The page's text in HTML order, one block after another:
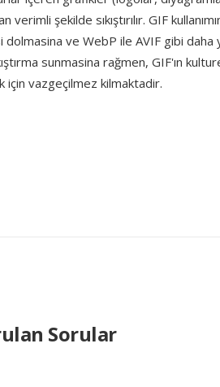
şekilde sıkıştırılır. GIF
ve WebP ile AVIF gibi daha
sunmasina rağmen, GIF'ın
için vazgeçilmez kilmaktadir.
Sorular